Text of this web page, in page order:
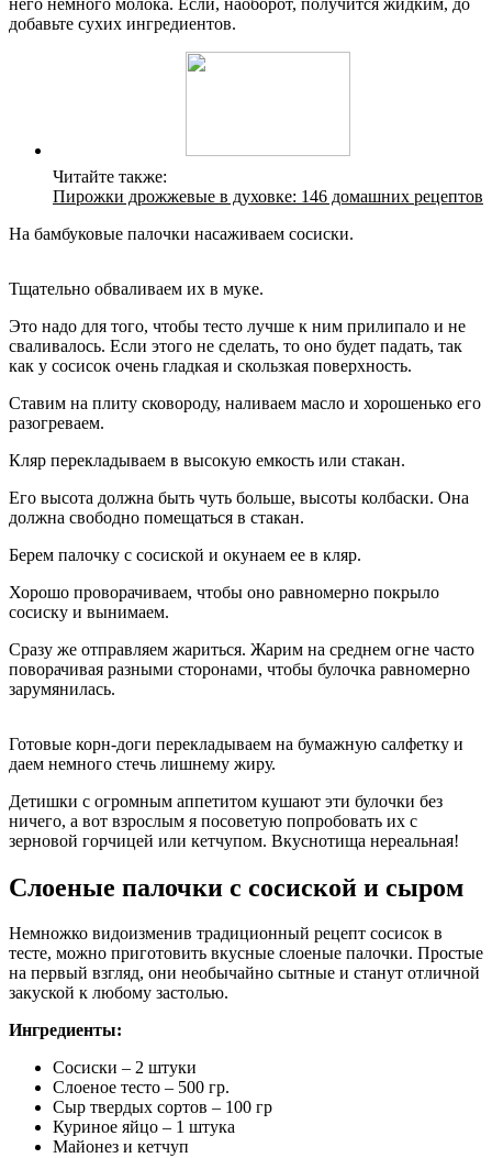
добавьте сухих ингредиентов.
Читайте также:
Пирожки дрожжевые в духовке: 146 домашних рецептов
На бамбуковые палочки насаживаем сосиски.
Тщательно обваливаем их в муке.
Это надо для того, чтобы тесто лучше к ним прилипало и не
сваливалось. Если этого не сделать, то оно будет падать, так
как у сосисок очень гладкая и скользкая поверхность.
Ставим на плиту сковороду, наливаем масло и хорошенько его
разогреваем.
Кляр перекладываем в высокую емкость или стакан.
Его высота должна быть чуть больше, высоты колбаски. Она
должна свободно помещаться в стакан.
Берем палочку с сосиской и окунаем ее в кляр.
Хорошо проворачиваем, чтобы оно равномерно покрыло
сосиску и вынимаем.
Сразу же отправляем жариться. Жарим на среднем огне часто
поворачивая разными сторонами, чтобы булочка равномерно
зарумянилась.
Готовые корн-доги перекладываем на бумажную салфетку и
даем немного стечь лишнему жиру.
Детишки с огромным аппетитом кушают эти булочки без
ничего, а вот взрослым я посоветую попробовать их с
зерновой горчицей или кетчупом. Вкуснотища нереальная!
Слоеные палочки с сосиской и сыром
Немножко видоизменив традиционный рецепт сосисок в
тесте, можно приготовить вкусные слоеные палочки. Простые
на первый взгляд, они необычайно сытные и станут отличной
закуской к любому застолью.
Ингредиенты:
Сосиски – 2 штуки
Слоеное тесто – 500 гр.
Сыр твердых сортов – 100 гр
Куриное яйцо – 1 штука
Майонез и кетчуп